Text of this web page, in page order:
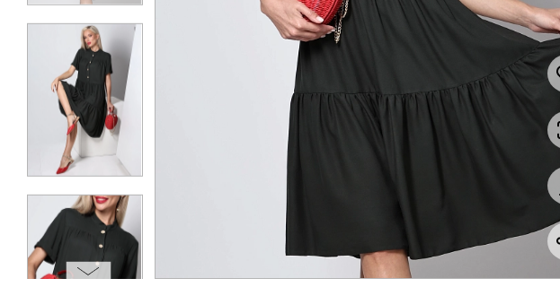
ЧАСТО ЗАДАВАЕМЫЕ ВОПРОСЫ
ОПТОВЫМ ПОКУПАТЕЛЯМ
РОЗНИЧНЫМ ПОКУПАТЕЛЯМ
ДОСТАВКА
ОПЛАТА
ТАБЛИЦА РАЗМЕРОВ